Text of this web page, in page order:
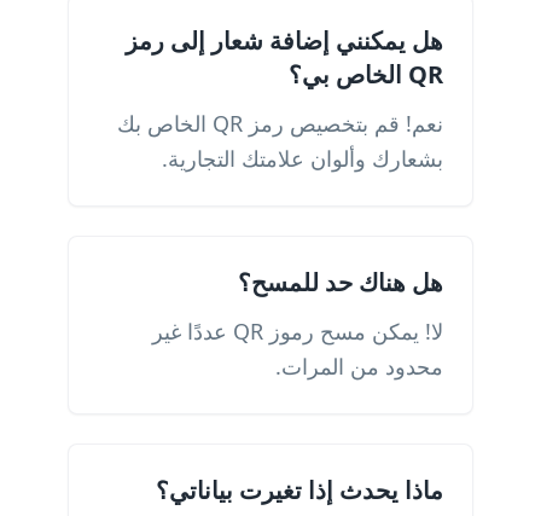
هل يمكنني إضافة شعار إلى رمز
QR الخاص بي؟
نعم! قم بتخصيص رمز QR الخاص بك
بشعارك وألوان علامتك التجارية.
هل هناك حد للمسح؟
لا! يمكن مسح رموز QR عددًا غير
محدود من المرات.
ماذا يحدث إذا تغيرت بياناتي؟